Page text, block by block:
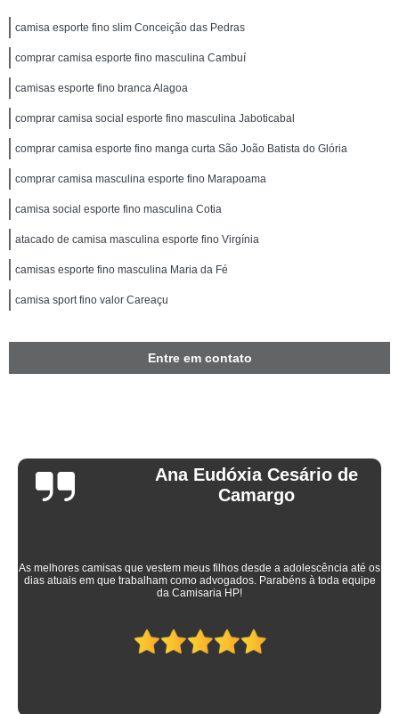
camisa esporte fino slim Conceição das Pedras
comprar camisa esporte fino masculina Cambuí
camisas esporte fino branca Alagoa
comprar camisa social esporte fino masculina Jaboticabal
comprar camisa esporte fino manga curta São João Batista do Glória
comprar camisa masculina esporte fino Marapoama
camisa social esporte fino masculina Cotia
atacado de camisa masculina esporte fino Virgínia
camisas esporte fino masculina Maria da Fé
camisa sport fino valor Careaçu
Entre em contato
Ana Eudóxia Cesário de
Camargo
As melhores camisas que vestem meus filhos desde a adolescência até os
dias atuais em que trabalham como advogados. Parabéns à toda equipe
da Camisaria HP!